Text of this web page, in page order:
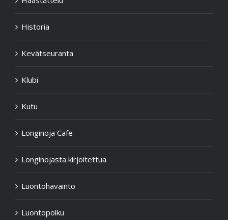
Historia
Kevätseuranta
Klubi
Kutu
Longinoja Cafe
Longinojasta kirjoitettua
Luontohavainto
Luontopolku